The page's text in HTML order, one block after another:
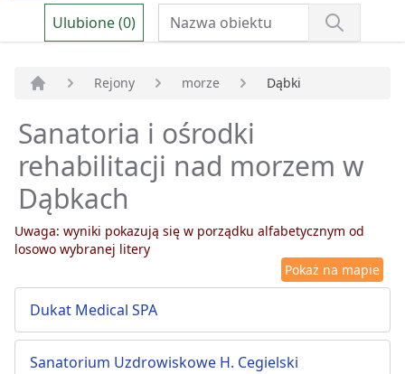
Ulubione (0)
Rejony morze Dąbki
Sanatoria i ośrodki
rehabilitacji nad morzem w
Dąbkach
Uwaga: wyniki pokazują się w porządku alfabetycznym od
losowo wybranej litery
Pokaż na mapie
Dukat Medical SPA
Sanatorium Uzdrowiskowe H. Cegielski